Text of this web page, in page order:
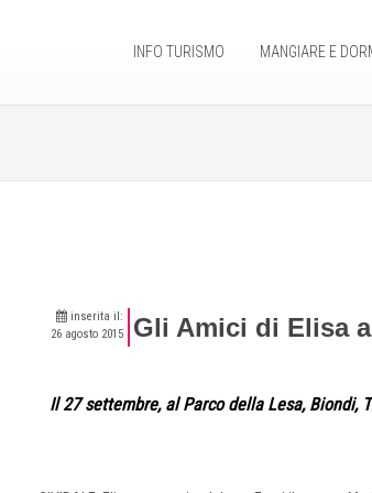
INFO TURISMO MANGIARE E
inserita il:
26 agosto 2015
Gli Amici di Elisa
Il 27 settembre, al Parco della Lesa, Biondi,